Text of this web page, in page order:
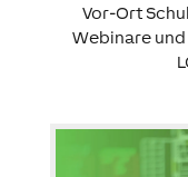
Vor-Ort
Webinare